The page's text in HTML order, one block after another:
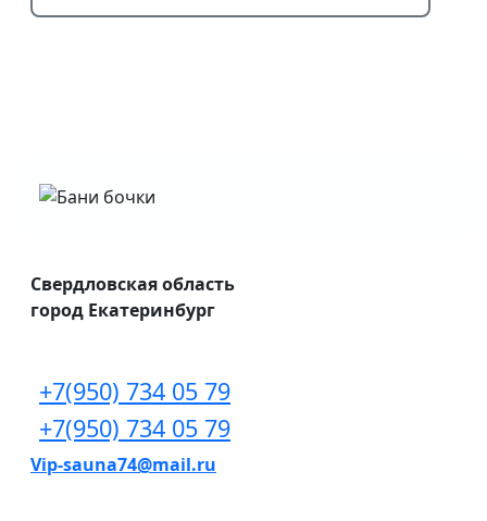
Свердловская область
город Екатеринбург
+7(950) 734 05 79
+7(950) 734 05 79
Vip-sauna74@mail.ru